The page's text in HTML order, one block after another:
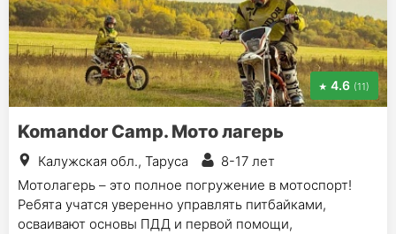
4.6 (11)
Komandor Camp. Мото лагерь
Калужская обл., Таруса
8-17 лет
Мотолагерь – это полное погружение в мотоспорт!
Ребята учатся уверенно управлять питбайками,
осваивают основы ПДД и первой помощи,